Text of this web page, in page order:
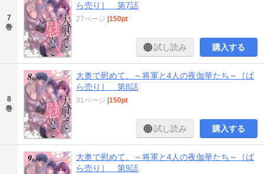
7
巻
ら売り］ 第7話
27ページ 150pt
試し読み 購入する
8
巻
大奥で慰めて。～将軍と4人の夜伽華たち～［ば
ら売り］ 第8話
31ページ 150pt
試し読み 購入する
大奥で慰めて。～将軍と4人の夜伽華たち～［ば
ら売り］ 第9話